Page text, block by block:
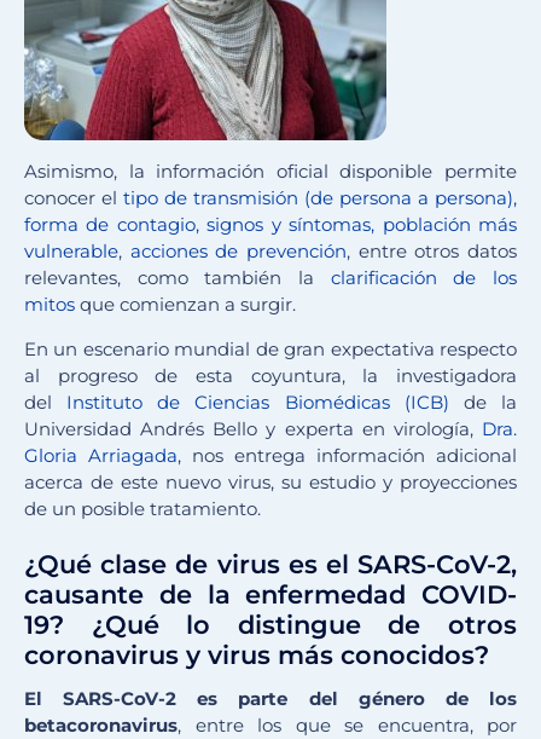
Asimismo, la información oficial disponible permite
conocer el tipo de transmisión (de persona a persona),
forma de contagio, signos y síntomas, población más
vulnerable, acciones de prevención, entre otros datos
relevantes, como también la clarificación de los
mitos que comienzan a surgir.
En un escenario mundial de gran expectativa respecto
al progreso de esta coyuntura, la investigadora
del Instituto de Ciencias Biomédicas (ICB) de la
Universidad Andrés Bello y experta en virología, Dra.
Gloria Arriagada, nos entrega información adicional
acerca de este nuevo virus, su estudio y proyecciones
de un posible tratamiento.
¿Qué clase de virus es el SARS-CoV-2,
causante de la enfermedad COVID-
19? ¿Qué lo distingue de otros
coronavirus y virus más conocidos?
El SARS-CoV-2 es parte del género de los
betacoronavirus, entre los que se encuentra, por